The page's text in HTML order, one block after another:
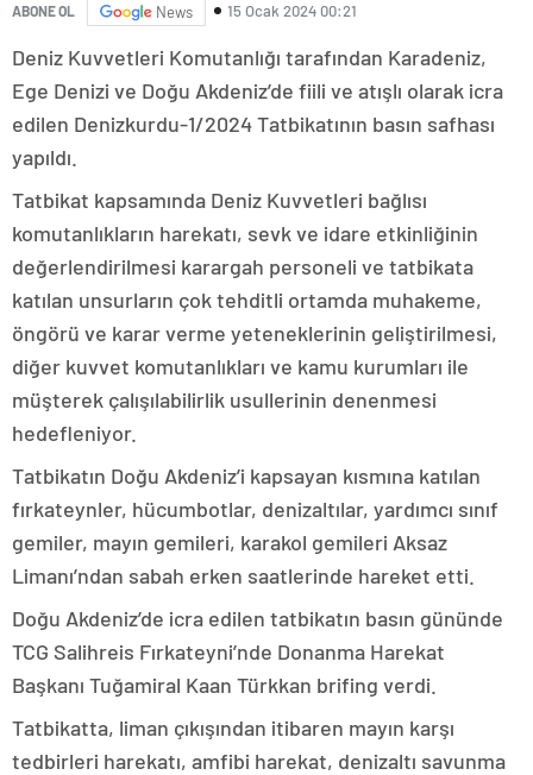
ABONE OL News 15 Ocak 2024 00:21
Deniz Kuvvetleri Komutanlığı tarafından Karadeniz,
Ege Denizi ve Doğu Akdeniz’de fiili ve atışlı olarak icra
edilen Denizkurdu-1/2024 Tatbikatının basın safhası
yapıldı.
Tatbikat kapsamında Deniz Kuvvetleri bağlısı
komutanlıkların harekatı, sevk ve idare etkinliğinin
değerlendirilmesi karargah personeli ve tatbikata
katılan unsurların çok tehditli ortamda muhakeme,
öngörü ve karar verme yeteneklerinin geliştirilmesi,
diğer kuvvet komutanlıkları ve kamu kurumları ile
müşterek çalışılabilirlik usullerinin denenmesi
hedefleniyor.
Tatbikatın Doğu Akdeniz’i kapsayan kısmına katılan
fırkateynler, hücumbotlar, denizaltılar, yardımcı sınıf
gemiler, mayın gemileri, karakol gemileri Aksaz
Limanı’ndan sabah erken saatlerinde hareket etti.
Doğu Akdeniz’de icra edilen tatbikatın basın gününde
TCG Salihreis Fırkateyni’nde Donanma Harekat
Başkanı Tuğamiral Kaan Türkkan brifing verdi.
Tatbikatta, liman çıkışından itibaren mayın karşı
tedbirleri harekatı, amfibi harekat, denizaltı savunma